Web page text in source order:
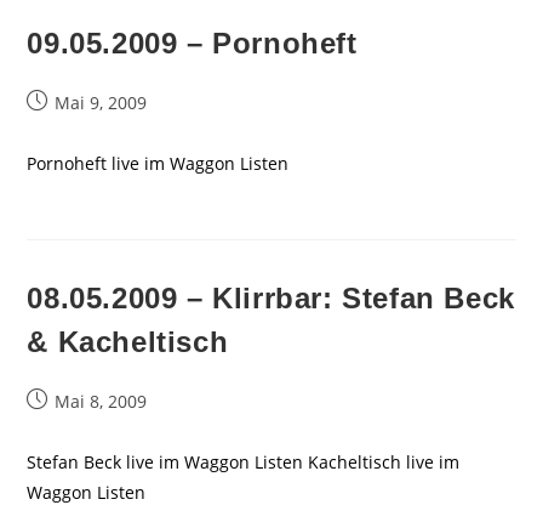
09.05.2009 – Pornoheft
BeitragMai 9, 2009
Pornoheft live im Waggon Listen
08.05.2009 – Klirrbar: Stefan Beck
& Kacheltisch
BeitragMai 8, 2009
Stefan Beck live im Waggon Listen Kacheltisch live im
Waggon Listen